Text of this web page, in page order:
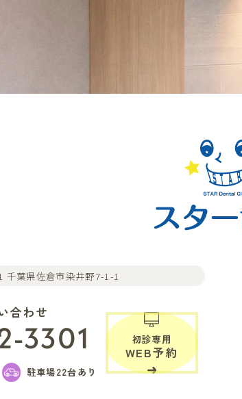
千葉県佐倉市染井野7-1-1
合わせ
3301
駐車場22台あり
初診専用
WEB予約